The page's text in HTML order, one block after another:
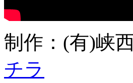
制作：(有)峡
チラ